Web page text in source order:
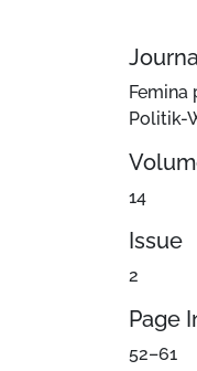
Femina
Politik-
14
Issue
2
Page
52–61